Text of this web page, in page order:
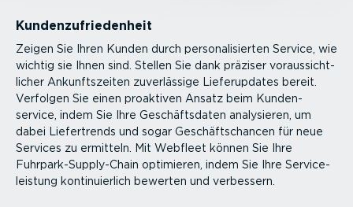
Kunden­zu­frie­denheit
Zeigen Sie Ihren Kunden durch perso­na­li­sierten Service, wie
wichtig sie Ihnen sind. Stellen Sie dank präziser voraus­sicht­
licher Ankunfts­zeiten zuver­lässige Liefe­rup­dates bereit.
Verfolgen Sie einen proaktiven Ansatz beim Kunden­
service, indem Sie Ihre Geschäfts­daten analysieren, um
dabei Liefer­trends und sogar Geschäfts­chancen für neue
Services zu ermitteln. Mit Webfleet können Sie Ihre
Fuhrpar­k-­Sup­p­ly-Chain optimieren, indem Sie Ihre Service­
leistung konti­nu­ierlich bewerten und verbessern.